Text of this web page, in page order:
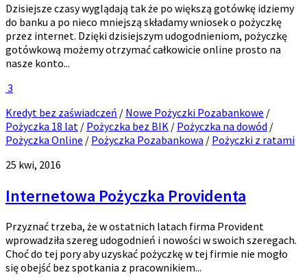
Dzisiejsze czasy wyglądają tak że po większą gotówkę idziemy
do banku a po nieco mniejszą składamy wniosek o pożyczkę
przez internet. Dzięki dzisiejszym udogodnieniom, pożyczkę
gotówkową możemy otrzymać całkowicie online prosto na
nasze konto...
3
Kredyt bez zaświadczeń / Nowe Pożyczki Pozabankowe /
Pożyczka 18 lat / Pożyczka bez BIK / Pożyczka na dowód /
Pożyczka Online / Pożyczka Pozabankowa / Pożyczki z ratami
25 kwi, 2016
Internetowa Pożyczka Providenta
Przyznać trzeba, że w ostatnich latach firma Provident
wprowadziła szereg udogodnień i nowości w swoich szeregach.
Choć do tej pory aby uzyskać pożyczkę w tej firmie nie mogło
się obejść bez spotkania z pracownikiem...